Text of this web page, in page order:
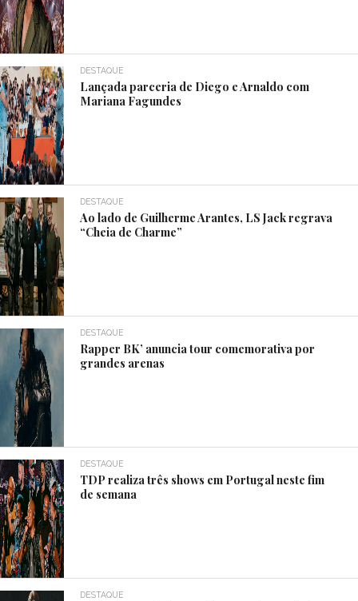
DESTAQUE
Lançada parceria de Diego e Arnaldo com
Mariana Fagundes
DESTAQUE
Ao lado de Guilherme Arantes, LS Jack regrava
“Cheia de Charme”
DESTAQUE
Rapper BK’ anuncia tour comemorativa por
grandes arenas
DESTAQUE
TDP realiza três shows em Portugal neste fim
de semana
DESTAQUE